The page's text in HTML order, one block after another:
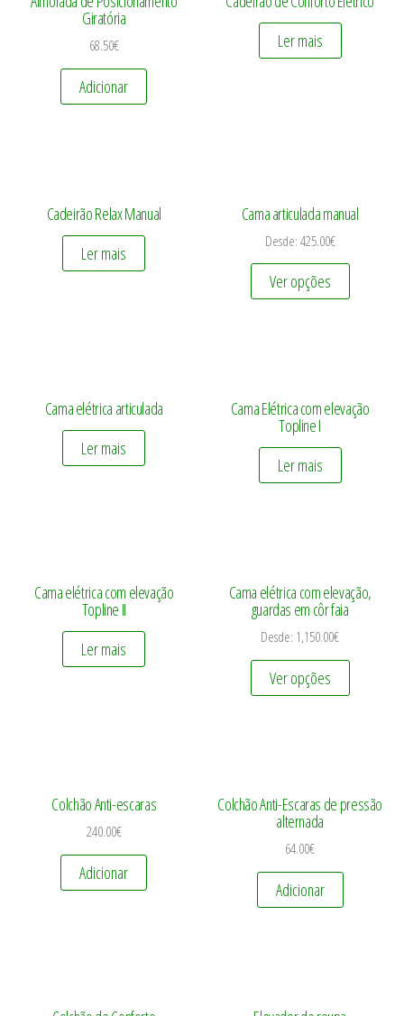
Giratória
68.50€
Adicionar
Ler mais
Cadeirão Relax Manual
Ler mais
Cama articulada manual
Desde:425.00€
Ver opções
Cama elétrica articulada
Ler mais
Cama Elétrica com elevação
Topline I
Ler mais
Cama elétrica com elevação
Topline II
Ler mais
Cama elétrica com elevação,
guardas em côr faia
Desde: 1,150.00€
Ver opções
Colchão Anti-escaras
240.00€
Adicionar
Colchão Anti-Escaras de pressão
alternada
64.00€
Adicionar